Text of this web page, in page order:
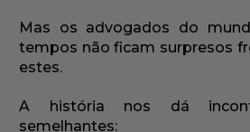
Mas os advogados do
tempos não ficam surpresos
estes.
A história nos dá
semelhantes: